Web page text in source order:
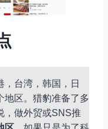
台湾，韩国，日
地区。猎豹准备了多
，做外贸或SNS推